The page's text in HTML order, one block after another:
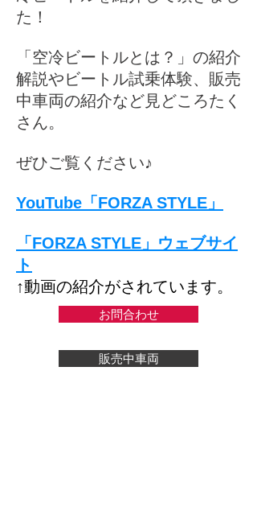
た！
「空冷ビートルとは？」の紹介
解説やビートル試乗体験、販売
中車両の紹介など見どころたく
さん。
ぜひご覧ください♪
YouTube「FORZA STYLE」
「FORZA STYLE」ウェブサイ
ト
↑動画の紹介がされています。
お問合わせ
販売中車両